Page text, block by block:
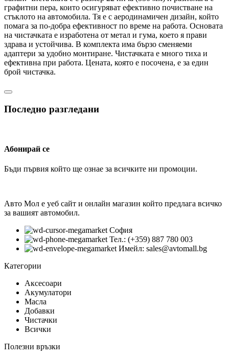
графитни пера, които осигуряват ефективно почистване на
стъклото на автомобила. Тя е с аеродинамичен дизайн, който
помага за по-добра ефективност по време на работа. Основата
на чистачката е изработена от метал и гума, което я прави
здрава и устойчива. В комплекта има бързо сменяеми
адаптери за удобно монтиране. Чистачката е много тиха и
ефективна при работа. Цената, която е посочена, е за един
брой чистачка.
Последно разгледани
Абонирай се
Бъди първия който ще ознае за всичките ни промоции.
Авто Мол е уеб сайт и онлайн магазин който предлага всичко
за вашият автомобил.
София
Тел.: (+359) 887 780 003
Имейл: sales@avtomall.bg
Категории
Аксесоари
Акумулатори
Масла
Добавки
Чистачки
Всички
Полезни връзки